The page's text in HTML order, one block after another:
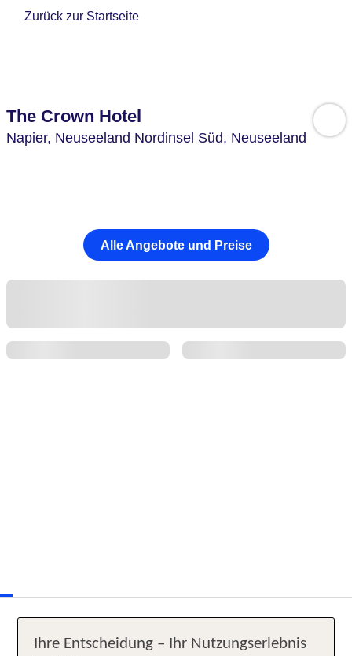
Zurück zur Startseite
The Crown Hotel
Napier, Neuseeland Nordinsel Süd, Neuseeland
Alle Angebote und Preise
Ihre Entscheidung – Ihr Nutzungserlebnis